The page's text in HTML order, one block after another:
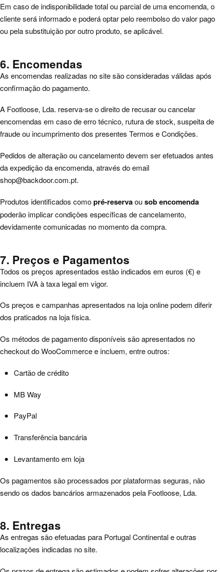
Em caso de indisponibilidade total ou parcial de uma encomenda, o
cliente será informado e poderá optar pelo reembolso do valor pago
ou pela substituição por outro produto, se aplicável.
6. Encomendas
As encomendas realizadas no site são consideradas válidas após
confirmação do pagamento.
A Footloose, Lda. reserva-se o direito de recusar ou cancelar
encomendas em caso de erro técnico, rutura de stock, suspeita de
fraude ou incumprimento dos presentes Termos e Condições.
Pedidos de alteração ou cancelamento devem ser efetuados antes
da expedição da encomenda, através do email
shop@backdoor.com.pt.
Produtos identificados comopré-reservaousob encomenda
poderão implicar condições específicas de cancelamento,
devidamente comunicadas no momento da compra.
7. Preços e Pagamentos
Todos os preços apresentados estão indicados em euros (€) e
incluem IVA à taxa legal em vigor.
Os preços e campanhas apresentados na loja online podem diferir
dos praticados na loja física.
Os métodos de pagamento disponíveis são apresentados no
checkout do WooCommerce e incluem, entre outros:
Cartão de crédito
MB Way
PayPal
Transferência bancária
Levantamento em loja
Os pagamentos são processados por plataformas seguras, não
sendo os dados bancários armazenados pela Footloose, Lda.
8. Entregas
As entregas são efetuadas para Portugal Continental e outras
localizações indicadas no site.